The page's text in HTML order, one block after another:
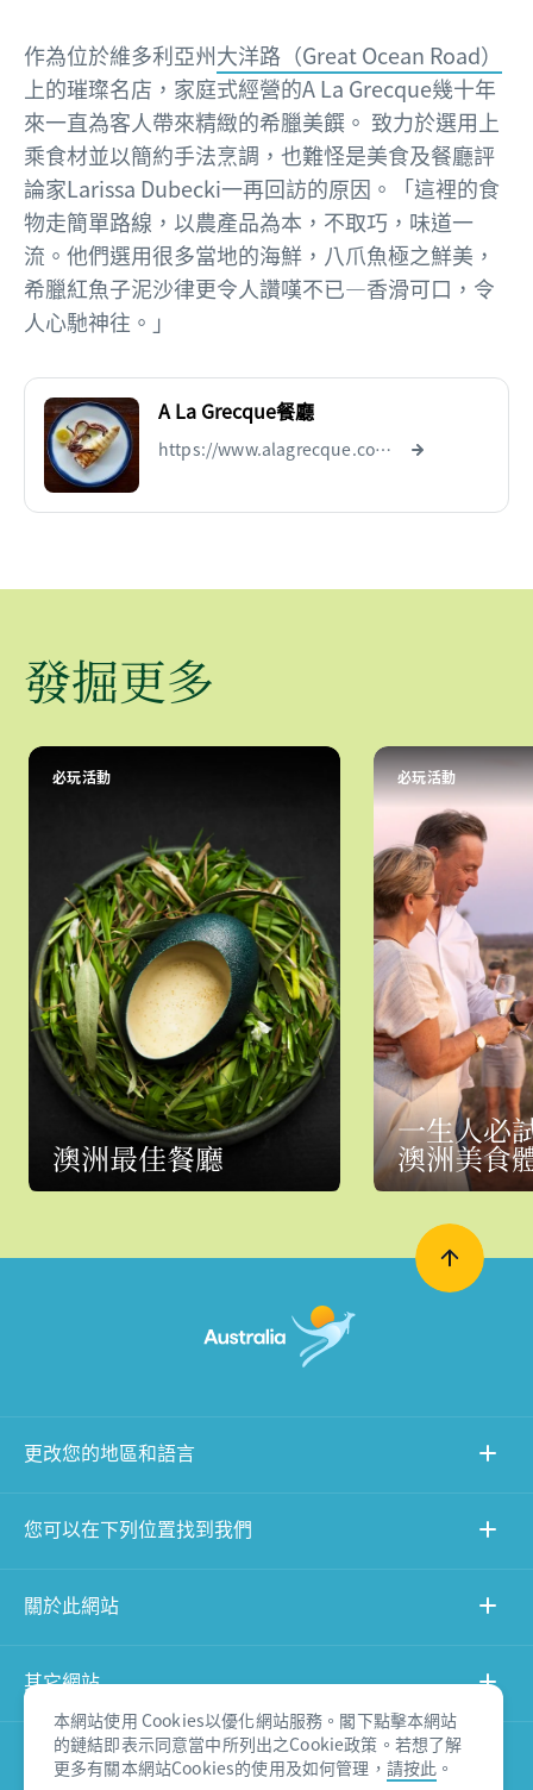
作為位於維多利亞州大洋路（Great Ocean Road）
上的璀璨名店，家庭式經營的A La Grecque幾十年
來一直為客人帶來精緻的希臘美饌。 致力於選用上
乘食材並以簡約手法烹調，也難怪是美食及餐廳評
論家Larissa Dubecki一再回訪的原因。「這裡的食
物走簡單路線，以農產品為本，不取巧，味道一
流。他們選用很多當地的海鮮，八爪魚極之鮮美，
希臘紅魚子泥沙律更令人讚嘆不已—香滑可口，令
人心馳神往。」
A La Grecque餐廳
https://www.alagrecque.com.au
發掘更多
必玩活動
澳洲最佳餐廳
必玩活動
一生人必
澳洲美食
本網站使用 Cookies以優化網站服務。閣下點擊本網站
的鏈結即表示同意當中所列出之Cookie政策。若想了解
更多有關本網站Cookies的使用及如何管理， 請按此 。
更改您的地區和語言
您可以在下列位置找到我們
關於此網站
其它網站
產品免責聲明